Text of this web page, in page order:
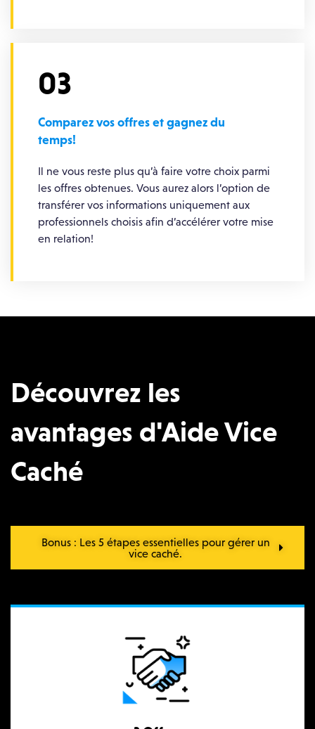
03
Comparez vos offres et gagnez du
temps!
Il ne vous reste plus qu’à faire votre choix parmi
les offres obtenues. Vous aurez alors l’option de
transférer vos informations uniquement aux
professionnels choisis afin d’accélérer votre mise
en relation!
Découvrez les
avantages d'Aide Vice
Caché
Bonus : Les 5 étapes essentielles pour gérer un
vice caché.